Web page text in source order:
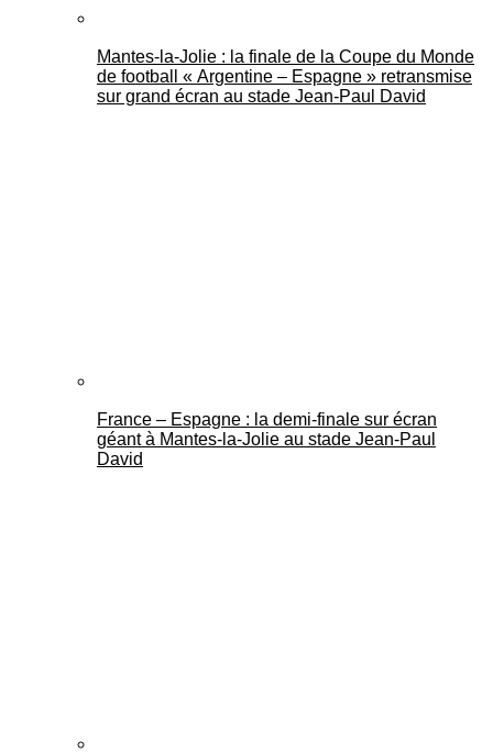
Mantes-la-Jolie : la finale de la Coupe du Monde
de football « Argentine – Espagne » retransmise
sur grand écran au stade Jean-Paul David
France – Espagne : la demi-finale sur écran
géant à Mantes-la-Jolie au stade Jean-Paul
David